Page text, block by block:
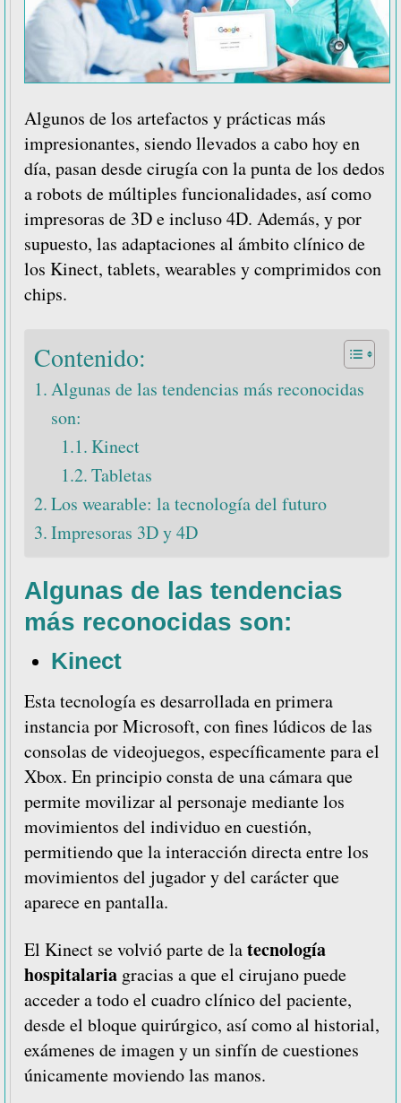
Algunos de los artefactos y prácticas más
impresionantes, siendo llevados a cabo hoy en
día, pasan desde cirugía con la punta de los dedos
a robots demúltiples funcionalidades, así como
impresoras de 3D e incluso 4D. Además, y por
supuesto, las adaptaciones al ámbito clínico de
los Kinect, tablets, wearables y comprimidos con
chips.
Contenido:
Algunas de las tendencias más reconocidas
son:
Kinect
Tabletas
Los wearable: la tecnología del futuro
Impresoras 3D y 4D
Algunas de las tendencias
más reconocidas son:
Kinect
Esta tecnología es desarrollada en primera
instancia por Microsoft, con fines lúdicos de las
consolas de videojuegos, específicamente para el
Xbox. En principio consta de una cámara que
permite movilizar al personaje mediante los
movimientos del individuo en cuestión,
permitiendo que la interacción directa entre los
movimientos del jugador y del carácter que
aparece en pantalla.
El Kinect se volvió parte de latecnología
hospitalaria gracias a que el cirujano puede
acceder a todo el cuadro clínico del paciente,
desde el bloque quirúrgico, así como al historial,
exámenes de imagen y un sinfín de cuestiones
únicamente moviendo las manos.